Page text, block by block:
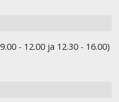
- 12.00 ja 12.30 - 16.00)